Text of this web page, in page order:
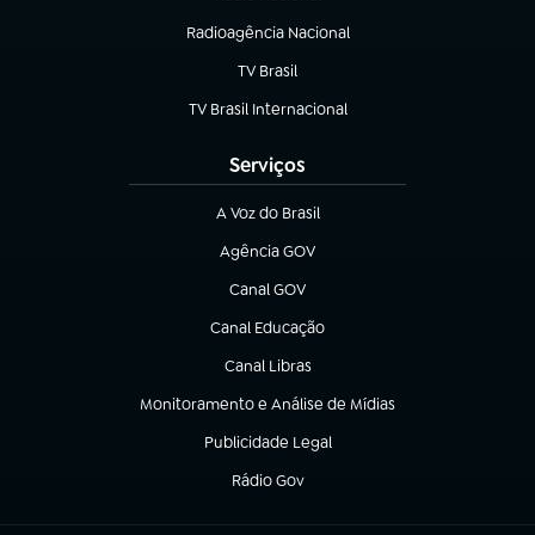
Radioagência Nacional
(abre em nova aba)
TV Brasil
(abre em nova aba)
TV Brasil Internacional
(abre em nova aba)
Serviços
A Voz do Brasil
(abre em nova aba)
Agência GOV
(abre em nova aba)
Canal GOV
(abre em nova aba)
Canal Educação
(abre em nova aba)
Canal Libras
(abre em nova aba)
Monitoramento e Análise de Mídias
(abre em nova aba)
Publicidade Legal
(abre em nova aba)
Rádio Gov
(abre em nova aba)